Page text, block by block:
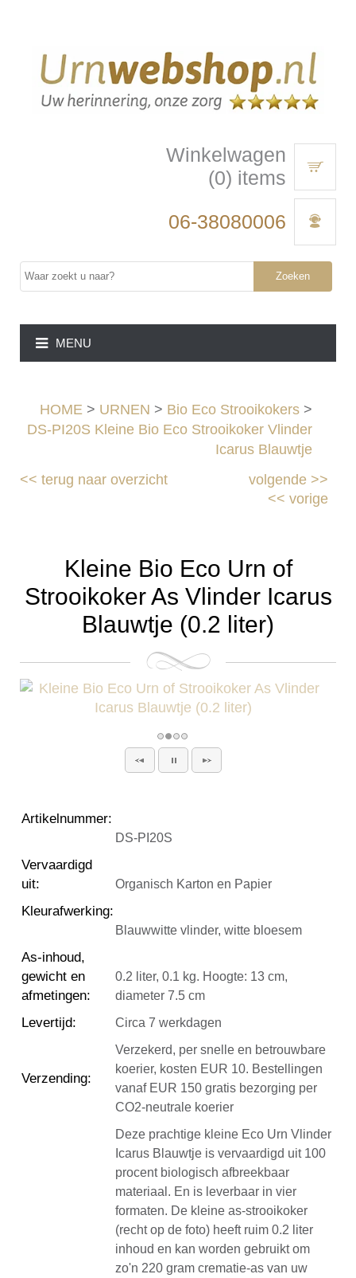
Winkelwagen
(0) items
06-38080006
Zoeken
MENU
HOME > URNEN > Bio Eco Strooikokers>
DS-PI20S Kleine Bio Eco Strooikoker Vlinder
Icarus Blauwtje
<<terug naar overzicht volgende>>
<< vorige
Kleine Bio Eco Urn of
Strooikoker As Vlinder Icarus
Blauwtje (0.2 liter)
Artikelnummer:
DS-PI20S
Vervaardigd
uit: Organisch Karton en Papier
Kleurafwerking:
Blauwwitte vlinder, witte bloesem
As-inhoud,
gewicht en
afmetingen:
0.2 liter, 0.1 kg. Hoogte: 13 cm,
diameter 7.5 cm
Levertijd: Circa 7 werkdagen
Verzending:
Verzekerd, per snelle en betrouwbare
koerier, kosten EUR 10. Bestellingen
vanaf EUR 150 gratis bezorging per
CO2-neutrale koerier
Deze prachtige kleine Eco Urn Vlinder
Icarus Blauwtje is vervaardigd uit 100
procent biologisch afbreekbaar
materiaal. En is leverbaar in vier
formaten. De kleine as-strooikoker
(recht op de foto) heeft ruim 0.2 liter
inhoud en kan worden gebruikt om
zo'n 220 gram crematie-as van uw